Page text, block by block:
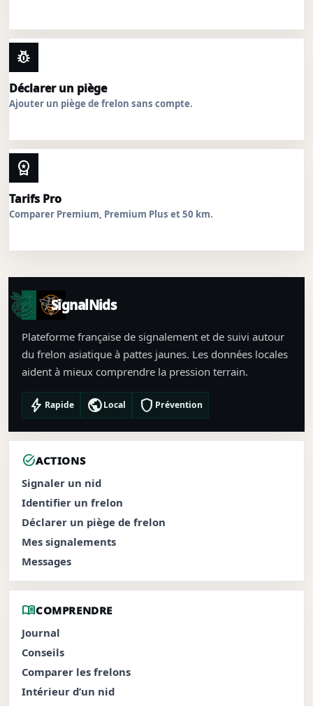
pest_control
Déclarer un piège
Ajouter un piège de frelon sans compte.
workspace_premium
Tarifs Pro
Comparer Premium, Premium Plus et 50 km.
SignalNids
Plateforme française de signalement et de suivi autour
du frelon asiatique à pattes jaunes. Les données locales
aident à mieux comprendre la pression terrain.
bolt Rapide publicLocal shield Prévention
task_altACTIONS
Signaler un nid
Identifier un frelon
Déclarer un piège de frelon
Mes signalements
Messages
menu_bookCOMPRENDRE
Journal
Conseils
Comparer les frelons
Intérieur d’un nid